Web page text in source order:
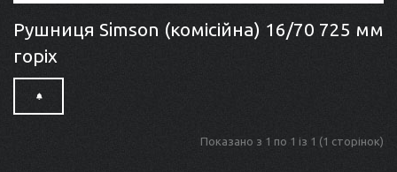
Рушниця Simson (комісійна) 16/70 725 мм
горіх
Показано з 1 по 1 із 1 (1 сторінок)